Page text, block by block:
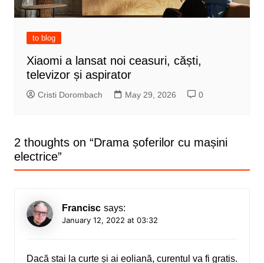
to blog
Xiaomi a lansat noi ceasuri, căști,
televizor și aspirator
Cristi Dorombach May 29, 2026 0
2 thoughts on “Drama șoferilor cu mașini
electrice”
Francisc says:
January 12, 2022 at 03:32
Dacă stai la curte și ai eoliană, curentul va fi gratis.